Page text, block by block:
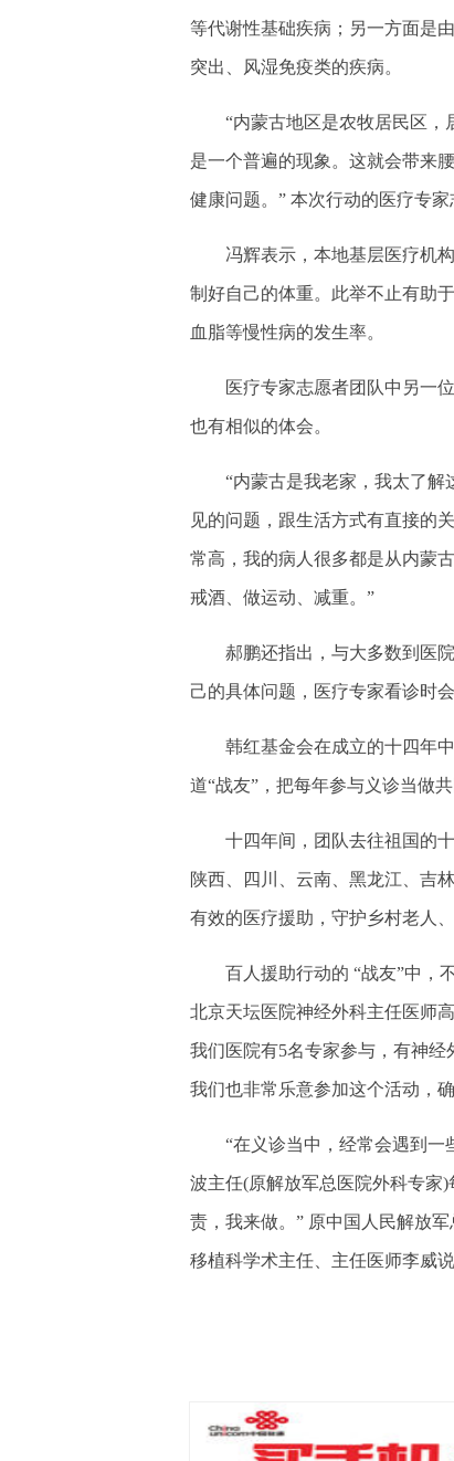
等代谢性基础疾病；另一方面是
突出、风湿免疫类的疾病。
“内蒙古地区是农牧居民区，
是一个普遍的现象。这就会带来
健康问题。” 本次行动的医疗专
冯辉表示，本地基层医疗机构
制好自己的体重。此举不止有助
血脂等慢性病的发生率。
医疗专家志愿者团队中另一位
也有相似的体会。
“内蒙古是我老家，我太了解
见的问题，跟生活方式有直接的
常高，我的病人很多都是从内蒙
戒酒、做运动、减重。”
郝鹏还指出，与大多数到医院
己的具体问题，医疗专家看诊时
韩红基金会在成立的十四年中
道“战友”，把每年参与义诊当做
十四年间，团队去往祖国的十
陕西、四川、云南、黑龙江、吉
有效的医疗援助，守护乡村老人
百人援助行动的 “战友”中，不
北京天坛医院神经外科主任医师
我们医院有5名专家参与，有神经
我们也非常乐意参加这个活动，
“在义诊当中，经常会遇到一
波主任(原解放军总医院外科专家
责，我来做。” 原中国人民解放
移植科学术主任、主任医师李威